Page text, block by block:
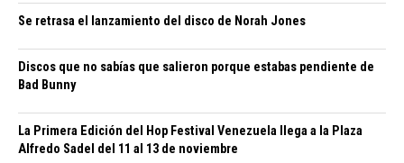
Se retrasa el lanzamiento del disco de Norah Jones
Discos que no sabías que salieron porque estabas pendiente de
Bad Bunny
La Primera Edición del Hop Festival Venezuela llega a la Plaza
Alfredo Sadel del 11 al 13 de noviembre